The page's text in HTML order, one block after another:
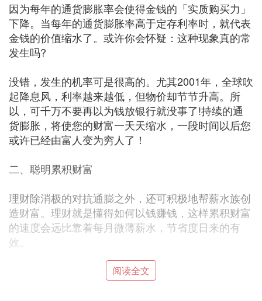
因为每年的通货膨胀率会使得金钱的「实质购买力」
下降。当每年的通货膨胀率高于定存利率时，就代表
金钱的价值缩水了。或许你会怀疑：这种现象真的常
发生吗?
没错，发生的机率可是很高的。尤其2001年，全球吹
起降息风，利率越来越低，但物价却节节升高。所
以，可千万不要再以为钱放银行就没事了!持续的通
货膨胀，将使您的财富一天天缩水，一段时间以后您
或许已经由富人变为穷人了！
二、聪明累积财富
理财除消极的对抗通膨之外，还可积极地帮薪水族创
造财富。理财就是懂得如何以钱赚钱，这样累积财富
的速度会远比靠着每月微薄薪水，节省度日来的有
效。
世界第二富豪巴菲特一向以简朴的个人风格著称，他
住的房子也不例外，是1958年在内布拉斯加州奥马哈
阅读全文